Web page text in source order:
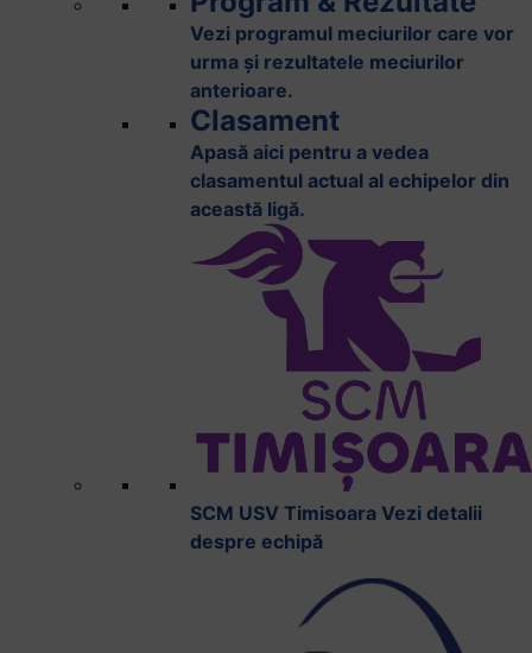
Vezi programul meciurilor care vor
urma și rezultatele meciurilor
anterioare.
Clasament
Apasă aici pentru a vedea
clasamentul actual al echipelor din
această ligă.
SCM USV Timisoara Vezi detalii
despre echipă